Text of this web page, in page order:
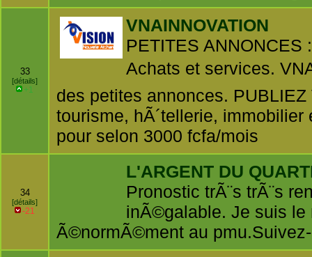
33
[détails]
+1
VNAINNOVATION
PETITES
Achats et services.
des petites annonces.
tourisme, hÃ´tellerie,
pour selon 3000 fcfa/mois
34
[détails]
-21
L'ARGENT DU
Pronostic trÃ¨s trÃ¨s
inÃ©galable. Je suis
Ã©normÃ©ment au